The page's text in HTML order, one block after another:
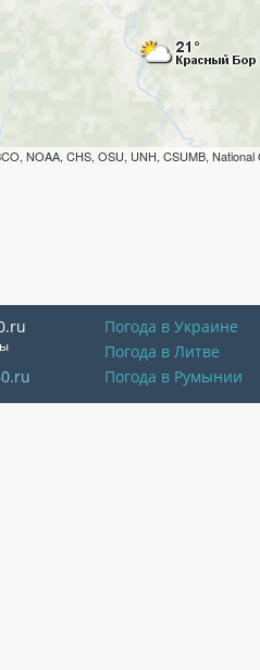
NOAA, CHS, OSU, UNH, CSUMB, National
Погода в Украине
Погода в Литве
Погода в Румынии